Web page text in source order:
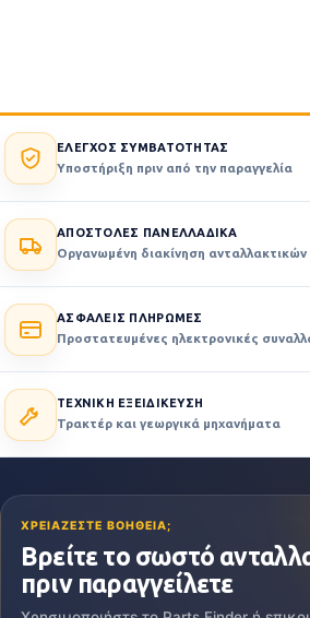
ΕΛΕΓΧΟΣ ΣΥΜΒΑΤΟΤΗΤΑΣ
Υποστήριξη πριν από την παραγγελία
ΑΠΟΣΤΟΛΕΣ ΠΑΝΕΛΛΑΔΙΚΑ
Οργανωμένη διακίνηση ανταλλακτικών
ΑΣΦΑΛΕΙΣ ΠΛΗΡΩΜΕΣ
Προστατευμένες ηλεκτρονικές
ΤΕΧΝΙΚΗ ΕΞΕΙΔΙΚΕΥΣΗ
Τρακτέρ και γεωργικά μηχανήματα
ΧΡΕΙΑΖΕΣΤΕ ΒΟΗΘΕΙΑ;
Βρείτε το σωστό
πριν παραγγείλετε